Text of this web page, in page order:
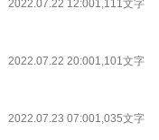
2022.07.22 12:001,111文字
2022.07.22 20:001,101文字
2022.07.23 07:001,035文字